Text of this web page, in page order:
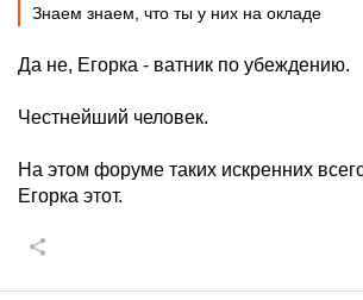
Знаем знаем, что ты у них на окладе
Да не, Егорка - ватник по убеждению.
Честнейший человек.
На этом форуме таких искренних
Егорка этот.